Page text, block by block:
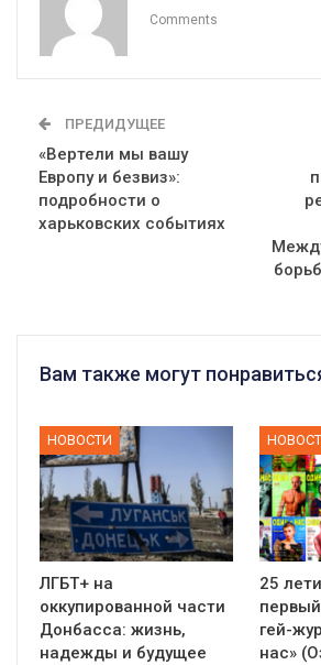
Comments
ПРЕДИДУЩЕЕ
«Вертели мы вашу
Европу и безвиз»:
подробности о
харьковских событиях
Вам также могут
НОВОСТИ
ЛГБТ+ на
оккупированной части
Донбасса: жизнь,
надежды и будущее
25
гей-
нас»